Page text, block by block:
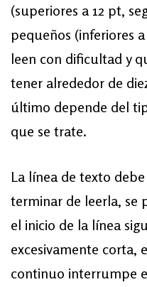
(superiores a 12 pt,
pequeños (inferiores
leen con dificultad y
tener alrededor de
último depende del
que se trate.
La línea de texto
terminar de leerla, se
el inicio de la línea
excesivamente corta,
continuo interrumpe